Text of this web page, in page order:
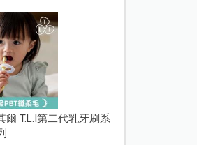
爾 T.L.I第二代乳牙刷系